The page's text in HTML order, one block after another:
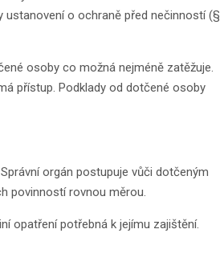
ustanovení o ochraně před nečinností (§
osoby co možná nejméně zatěžuje.
přístup. Podklady od dotčené osoby
orgán postupuje vůči dotčeným
povinností rovnou měrou.
opatření potřebná k jejímu zajištění.